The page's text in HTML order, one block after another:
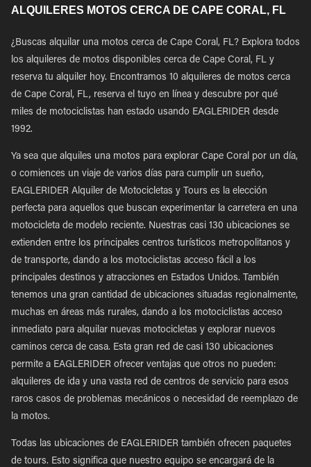
ALQUILERES MOTOS CERCA DE CAPE CORAL, FL
¿Buscas alquilar una motos cerca de Cape Coral, FL? Explora todos
los alquileres de motos disponibles cerca de Cape Coral, FL y
reserva tu alquiler hoy. Encontramos 10 alquileres de motos cerca
de Cape Coral, FL, reserva el tuyo en línea y descubre por qué
miles de motociclistas han estado usando EAGLERIDER desde
1992.
Ya sea que alquiles una motos para explorar Cape Coral por un día,
o comiences un viaje de varios días para cumplir un sueño,
EAGLERIDER Alquiler de Motocicletas y Tours es la elección
perfecta para aquellos que buscan experimentar la carretera en una
motocicleta de modelo reciente. Nuestras casi 130 ubicaciones se
extienden entre los principales centros turísticos metropolitanos y
de transporte, dando a los motociclistas acceso fácil a los
principales destinos y atracciones en Estados Unidos. También
tenemos una gran cantidad de ubicaciones situadas regionalmente,
muchas en áreas más rurales, dando a los motociclistas acceso
inmediato para alquilar nuevas motocicletas y explorar nuevos
caminos cerca de casa. Esta gran red de casi 130 ubicaciones
permite a EAGLERIDER ofrecer ventajas que otros no pueden:
alquileres de ida y una vasta red de centros de servicio para esos
raros casos de problemas mecánicos o necesidad de reemplazo de
la motos.
Todas las ubicaciones de EAGLERIDER también ofrecen paquetes
de tours. Esto significa que nuestro equipo se encargará de la